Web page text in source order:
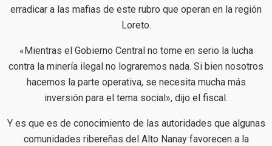
erradicar a las mafias de este rubro que operan en la región
Loreto.
«Mientras el Gobierno Central no tome en serio la lucha
contra la minería ilegal no lograremos nada. Si bien nosotros
hacemos la parte operativa, se necesita mucha más
inversión para el tema social», dijo el fiscal.
Y es que es de conocimiento de las autoridades que algunas
comunidades ribereñas del Alto Nanay favorecen a la